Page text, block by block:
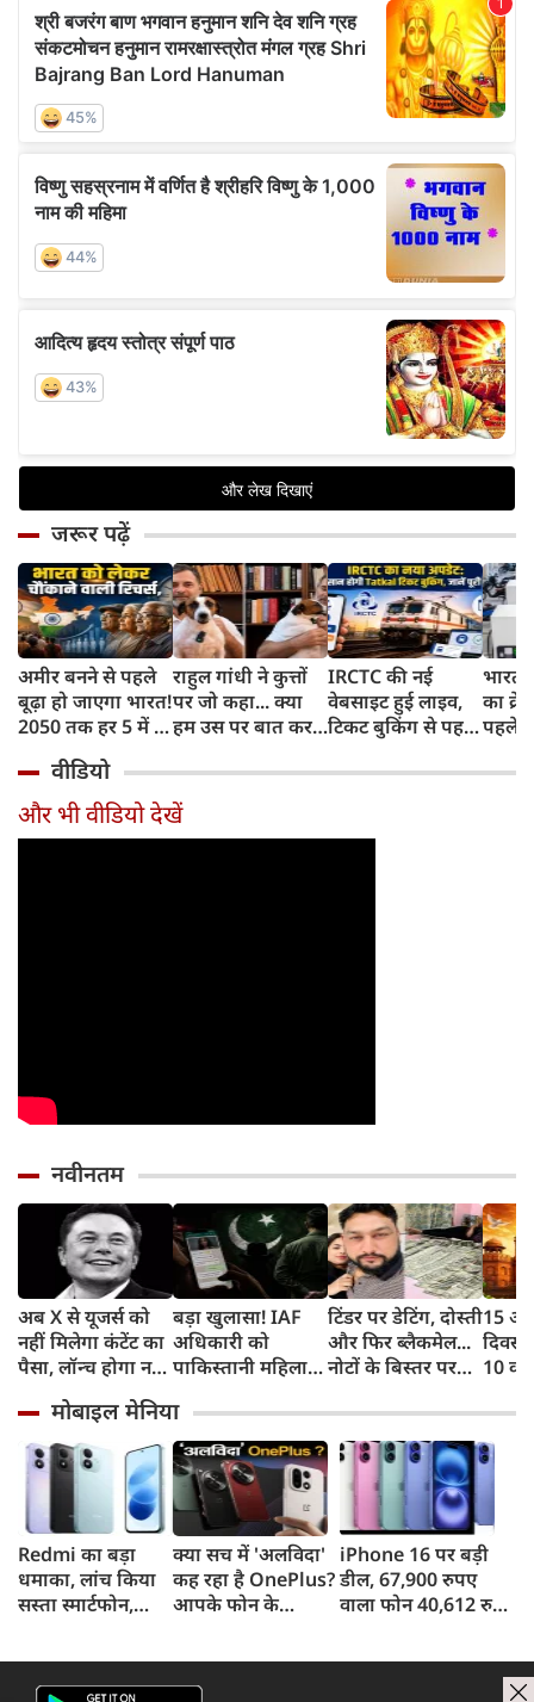
जरूर पढ़ें
अमीर बनने से पहले
बूढ़ा हो जाएगा भारत!
2050 तक हर 5 में 1
साल से ज्यादा उम्र का
राहुल गांधी ने कुत्तों
पर जो कहा... क्या
हम उस पर बात कर
IRCTC की नई
वेबसाइट हुई लाइव,
टिकट बुकिंग से पहले
काम, जानें पूरा
भारत
का
पहले
और
वीडियो
और भी वीडियो देखें
नवीनतम
अब X से यूजर्स को
नहीं मिलेगा कंटेंट का
पैसा, लॉन्‍च होगा नया
शर्त
बड़ा खुलासा! IAF
अधिकारी को
पाकिस्तानी महिला
हनीट्रैफ का शिकार,
गिरफ्तार
टिंडर पर डेटिंग, दोस्ती
और फिर ब्लैकमेल...
नोटों के बिस्तर पर
का सपना, लूट लिए 6
करोड़ रुपए
15
दिवस
10
मोबाइल मेनिया
Redmi का बड़ा
धमाका, लांच किया
सस्ता स्मार्टफोन,
क्या सच में 'अलविदा'
कह रहा है OnePlus?
आपके फोन के
iPhone 16 पर बड़ी
डील, 67,900 रुपए
वाला फोन 40,612 रुपए